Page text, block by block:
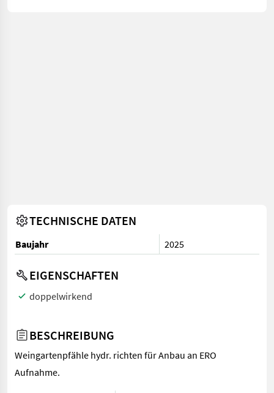
TECHNISCHE DATEN
Baujahr 2025
EIGENSCHAFTEN
doppelwirkend
BESCHREIBUNG
Weingartenpfähle hydr. richten für Anbau an ERO
Aufnahme.